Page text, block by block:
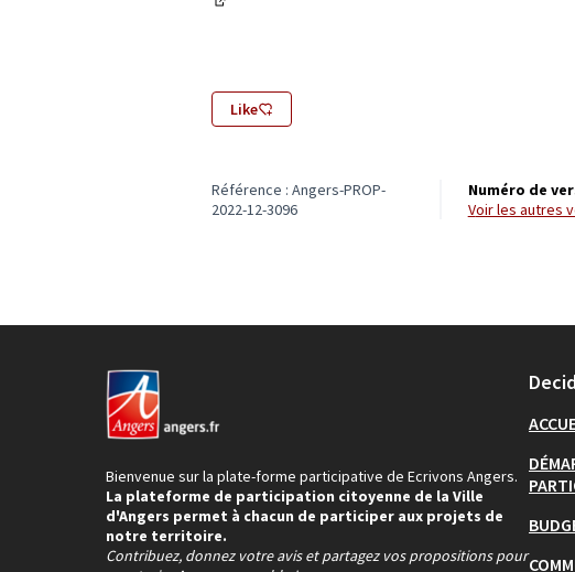
Like
Référence : Angers-PROP-
2022-12-3096
Numéro de
voir les autres
Bienvenue sur la plate-forme participative de Ecrivons Angers.
La plateforme de participation citoyenne de la Ville
d'Angers permet à chacun de participer aux projets de
notre territoire.
Contribuez, donnez votre avis et partagez vos propositions pour